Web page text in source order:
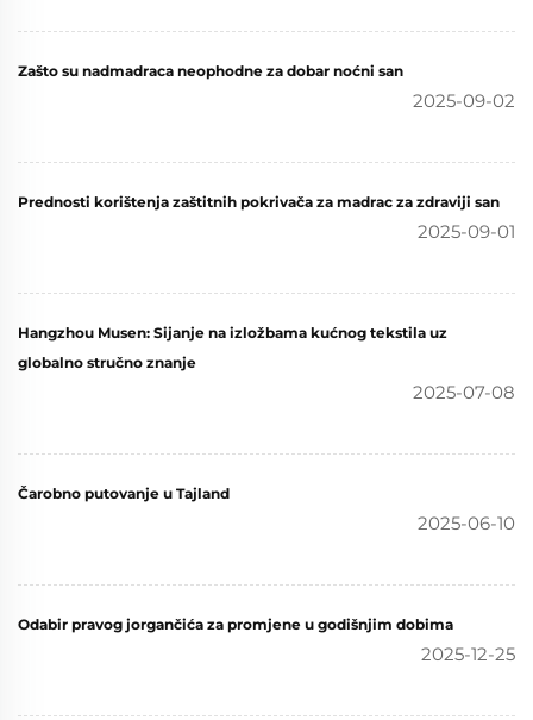
Zašto su nadmadraca neophodne za dobar noćni san
2025-09-02
Prednosti korištenja zaštitnih pokrivača za madrac za zdraviji san
2025-09-01
Hangzhou Musen: Sijanje na izložbama kućnog tekstila uz
globalno stručno znanje
2025-07-08
Čarobno putovanje u Tajland
2025-06-10
Odabir pravog jorgančića za promjene u godišnjim dobima
2025-12-25